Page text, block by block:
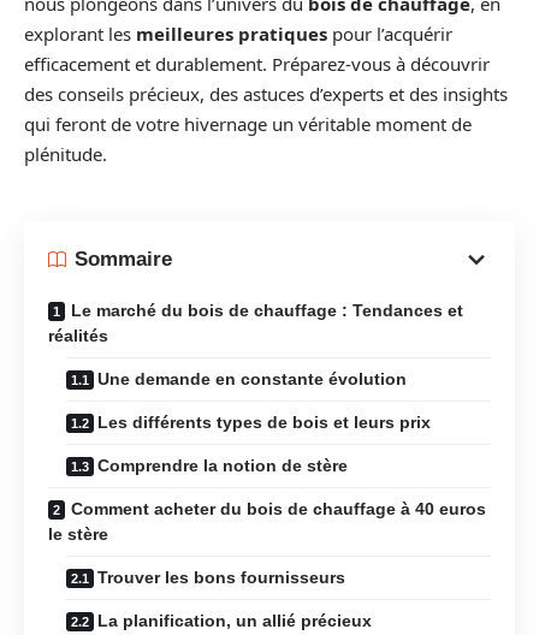
explorant les meilleures pratiques pour l’acquérir
efficacement et durablement. Préparez-vous à découvrir
des conseils précieux, des astuces d’experts et des insights
qui feront de votre hivernage un véritable moment de
plénitude.
Sommaire
Le marché du bois de chauffage : Tendances et
réalités
Une demande en constante évolution
Les différents types de bois et leurs prix
Comprendre la notion de stère
Comment acheter du bois de chauffage à 40 euros
le stère
Trouver les bons fournisseurs
La planification, un allié précieux